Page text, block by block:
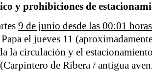
y prohibiciones de
9 de junio desde las 00:01 horas
el jueves 11
la circulación y el
de Ribera / antigua